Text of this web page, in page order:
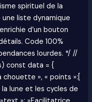
spirituel de la
liste dynamique
d’un bouton
Code 100%
lourdes. */ //
const data = {
chouette », « points »:[
la lune et les cycles de